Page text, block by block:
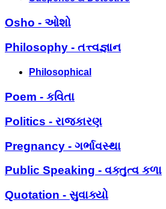
Osho - ઓશો
Philosophy - તત્ત્વજ્ઞાન
Philosophical
Poem - કવિતા
Politics - રાજકારણ
Pregnancy - ગર્ભાવસ્થા
Public Speaking - વક્તુત્વ કળા
Quotation - સુવાક્યો